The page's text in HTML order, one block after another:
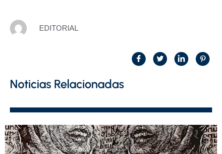
EDITORIAL
Noticias Relacionadas